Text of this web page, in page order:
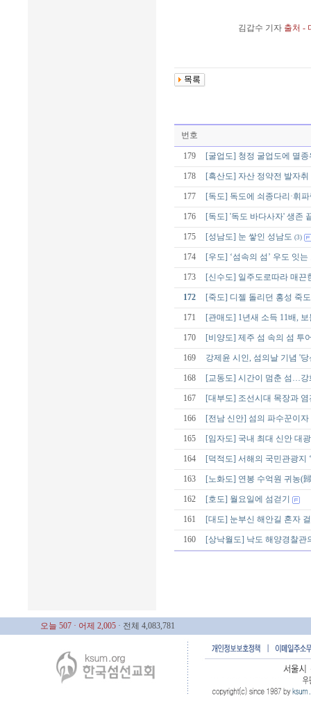
김갑수 기자 출처 -
번호
179 [굴업도] 청정 굴업도에 멸
178 [흑산도] 자산 정약전 발자취
177 [독도] 독도에 쇠종다리·휘
176 [독도] '독도 바다사자' 생존
175 [성남도] 눈 쌓인 성남도 (3)
174 [우도] ‘섬속의 섬’ 우도 잇
173 [신수도] 일주도로따라 매끈
172 [죽도] 디젤 돌리던 홍성 죽
171 [관매도] 1년새 소득 11배,
170 [비양도] 제주 섬 속의 섬 투
169 강제윤 시인, 섬의날 기념 '
168 [교동도] 시간이 멈춘 섬…
167 [대부도] 조선시대 목장과 염
166 [전남 신안] 섬의 파수꾼이
165 [임자도] 국내 최대 신안 대
164 [덕적도] 서해의 국민관광지
163 [노화도] 연봉 수억원 귀농(
162 [호도] 월요일에 섬걷기
161 [대도] 눈부신 해안길 혼자
160 [상낙월도] 낙도 해양경찰관
오늘 507 · 어제 2,005 · 전체 4,083,781